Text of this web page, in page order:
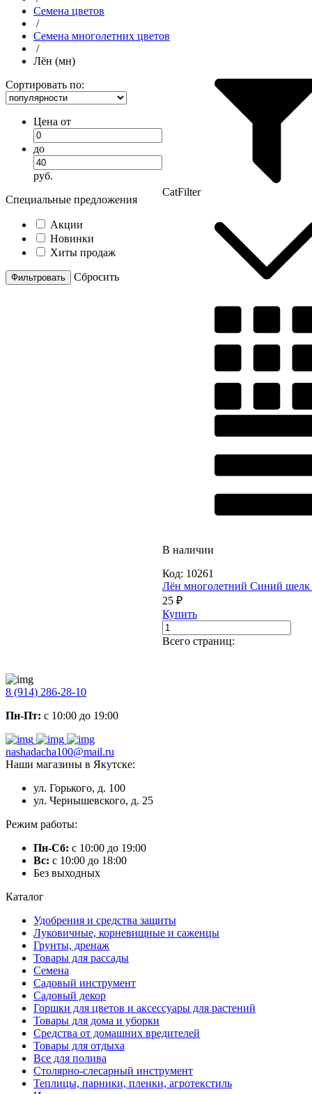
Семена цветов
/
Семена многолетних цветов
/
Лён (мн)
Сортировать по:
Цена от
до
руб.
Специальные предложения
Акции
Новинки
Хиты продаж
Cбросить
CatFilter
В наличии
Код: 10261
Лён многолетний Синий
25 ₽
Купить
Всего страниц:
8 (914) 286-28-10
Пн-Пт: с 10:00 до 19:00
nashadacha100@mail.ru
Наши магазины в Якутске:
ул. Горького, д. 100
ул. Чернышевского, д. 25
Режим работы:
Пн-Сб: с 10:00 до 19:00
Вс: с 10:00 до 18:00
Без выходных
Каталог
Удобрения и средства защиты
Луковичные, корневищные и саженцы
Грунты, дренаж
Товары для рассады
Семена
Садовый инструмент
Садовый декор
Горшки для цветов и аксессуары для растений
Товары для дома и уборки
Средства от домашних вредителей
Товары для отдыха
Все для полива
Столярно-слесарный инструмент
Теплицы, парники, пленки, агротекстиль